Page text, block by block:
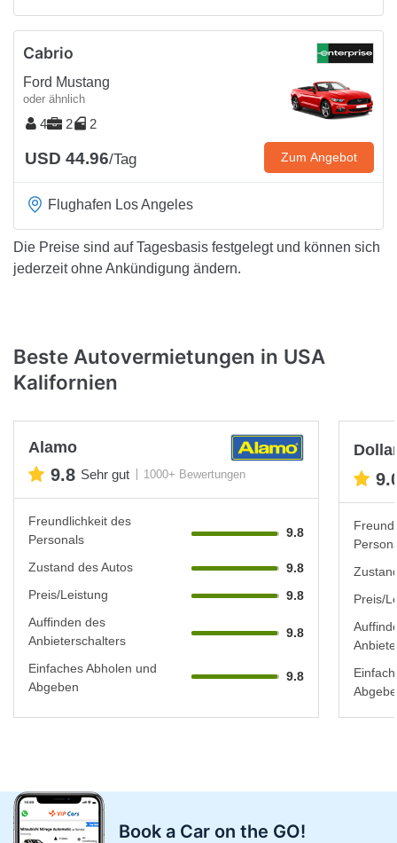
Cabrio
Ford Mustang
oder ähnlich
4 2 2
USD 44.96/Tag Zum Angebot
Flughafen Los Angeles
Die Preise sind auf Tagesbasis festgelegt und können sich
jederzeit ohne Ankündigung ändern.
Beste Autovermietungen in USA
Kalifornien
Alamo
9.8 Sehr gut 1000+ Bewertungen
Freundlichkeit des
Personals
9.8
Zustand des Autos
9.8
Preis/Leistung
9.8
Auffinden des
Anbieterschalters
9.8
Einfaches Abholen und
Abgeben
9.8
Preis/
Book a Car on the GO!